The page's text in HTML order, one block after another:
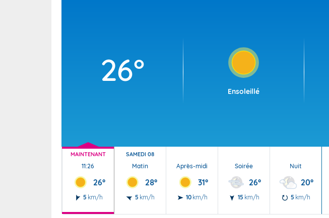
26°
Ensoleillé
MAINTENANT
11:26
26°
5 km/h
SAMEDI 08
Matin
28°
5 km/h
Après-midi
31°
10 km/h
Soirée
26°
15 km/h
Nuit
20°
5 km/h